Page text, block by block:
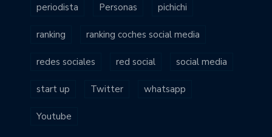
periodista Personas pichichi
ranking ranking coches social media
redes sociales red social social media
start up Twitter whatsapp
Youtube